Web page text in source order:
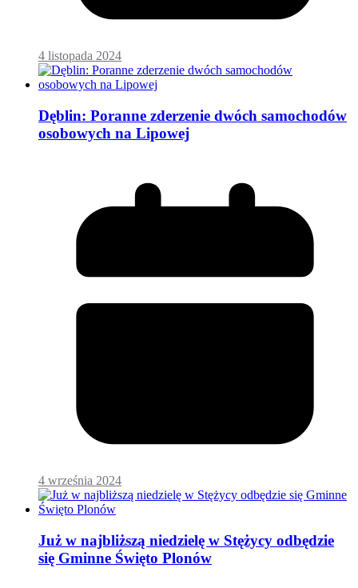
4 listopada 2024
Dęblin: Poranne zderzenie dwóch samochodów
osobowych na Lipowej
4 września 2024
Już w najbliższą niedzielę w Stężycy odbędzie
się Gminne Święto Plonów